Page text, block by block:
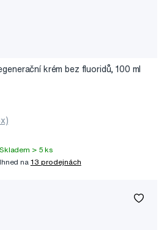
krém bez fluoridů, 100 ml
Skladem > 5 ks
Ihned na 13 prodejnách